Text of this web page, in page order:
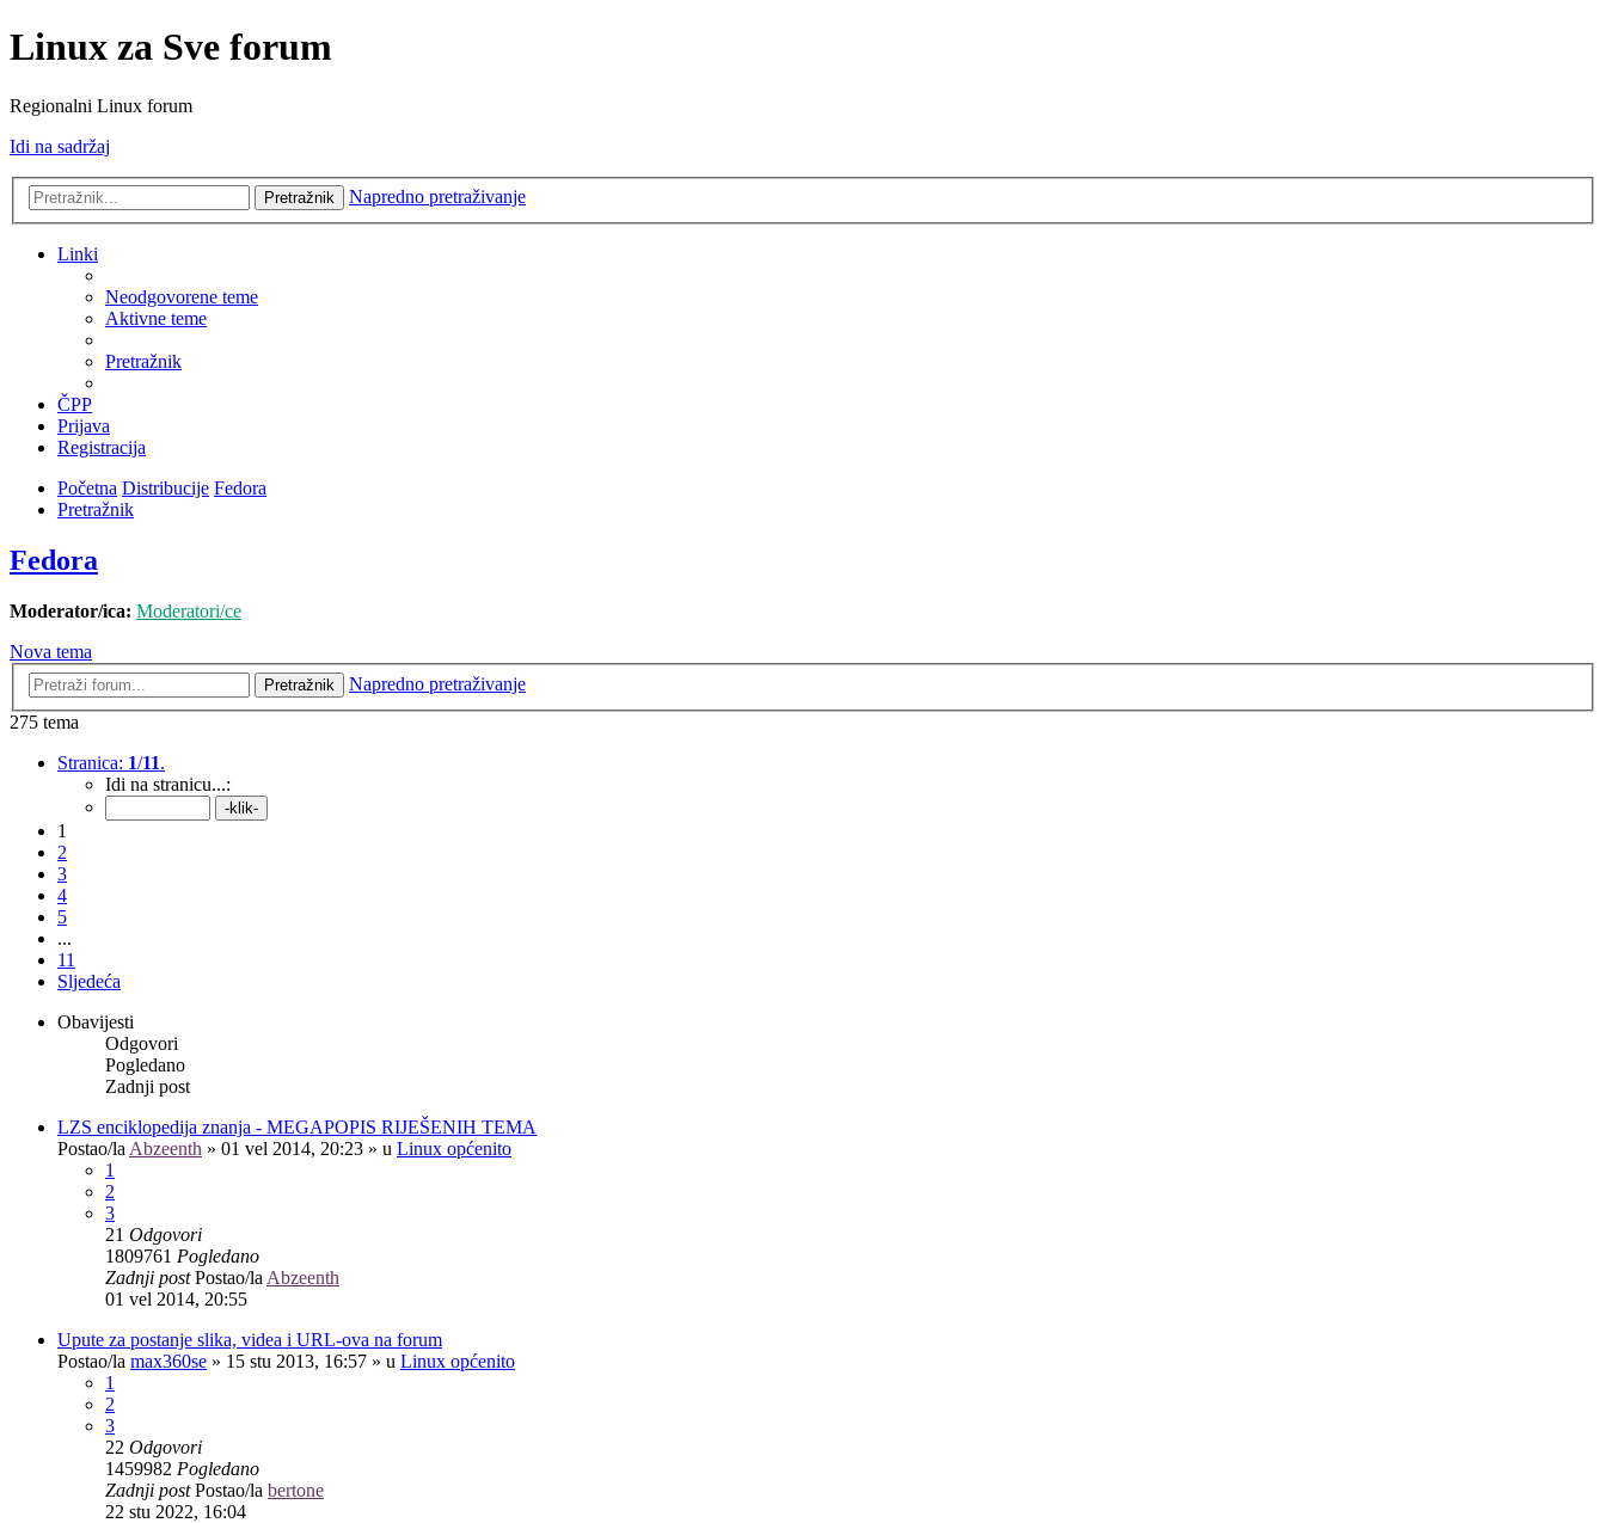
Linux za Sve forum
Regionalni Linux forum
Idi na sadržaj
Pretražnik Napredno pretraživanje
Linki
Neodgovorene teme
Aktivne teme
Pretražnik
ČPP
Prijava
Registracija
Početna Distribucije Fedora
Pretražnik
Fedora
Moderator/ica: Moderatori/ce
Nova tema
Pretražnik
Napredno pretraživanje
275 tema
Stranica: 1/11.
Idi na stranicu...:
1
2
3
4
5
...
11
Sljedeća
Obavijesti
Odgovori
Pogledano
Zadnji post
LZS enciklopedija znanja - MEGAPOPIS RIJEŠENIH TEMA
Postao/la Abzeenth » 01 vel 2014, 20:23 » u Linux općenito
1
2
3
21 Odgovori
1809761 Pogledano
Zadnji postPostao/la Abzeenth
01 vel 2014, 20:55
Upute za postanje slika, videa i URL-ova na forum
Postao/la max360se » 15 stu 2013, 16:57 » u Linux općenito
1
2
3
22 Odgovori
1459982 Pogledano
Zadnji postPostao/la bertone
22 stu 2022, 16:04